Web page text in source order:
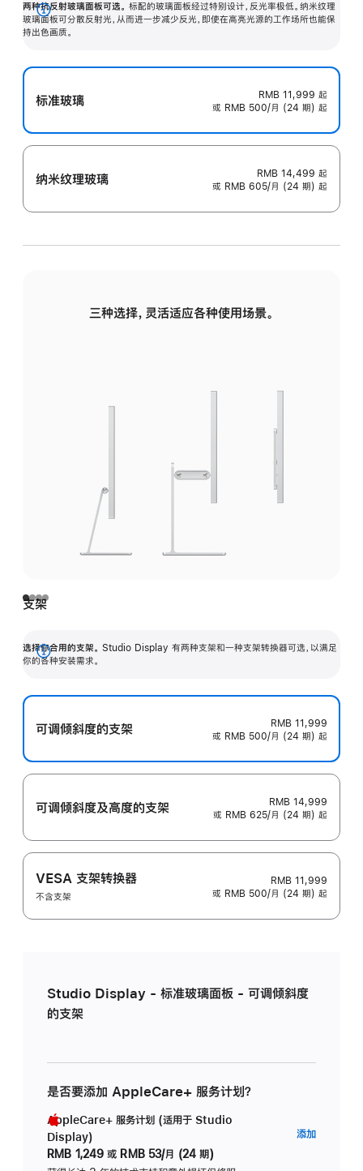
两种抗反射玻璃面板可选。 标配的玻璃面板经过特别设计，反光率极低。纳米纹理
玻璃面板可分散反射光，从而进一步减少反光，即使在高亮光源的工作场所也能保
持出色画质。
展
开
标准玻璃 RMB 11,999 起
或 RMB 500/月 (24 期) 起
纳米纹理玻璃 RMB 14,499 起
或 RMB 605/月 (24 期) 起
三种选择，灵活适应各种使用场景。
支架
选择你合用的支架。 Studio Display 有两种支架和一种支架转换器可选，以满足
你的各种安装需求。
展
可调倾斜度的支架
RMB 11,999
或 RMB 500/月 (24 期) 起
可调倾斜度及高‍度的支‍架
RMB 14,999
或 RMB 625/月 (24 期) 起
VESA 支架转换器
不含支架
RMB 11,999
或 RMB 500/月 (24 期) 起
Studio Display - 标准玻璃面板 - 可调倾斜度
的支架
是否要添加 AppleCare+ 服务计划？
AppleCare+ 服务计划 (适用于 Studio
Display)
RMB 1,249 或 RMB 53/月 (24 期)
添加